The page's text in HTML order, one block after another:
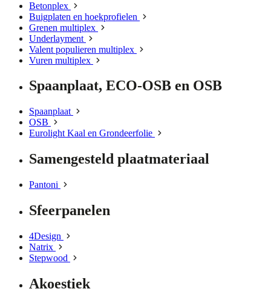
Betonplex
Buigplaten en hoekprofielen
Grenen multiplex
Underlayment
Valent populieren multiplex
Vuren multiplex
Spaanplaat, ECO-OSB en OSB
Spaanplaat
OSB
Eurolight Kaal en Grondeerfolie
Samengesteld plaatmateriaal
Pantoni
Sfeerpanelen
4Design
Natrix
Stepwood
Akoestiek